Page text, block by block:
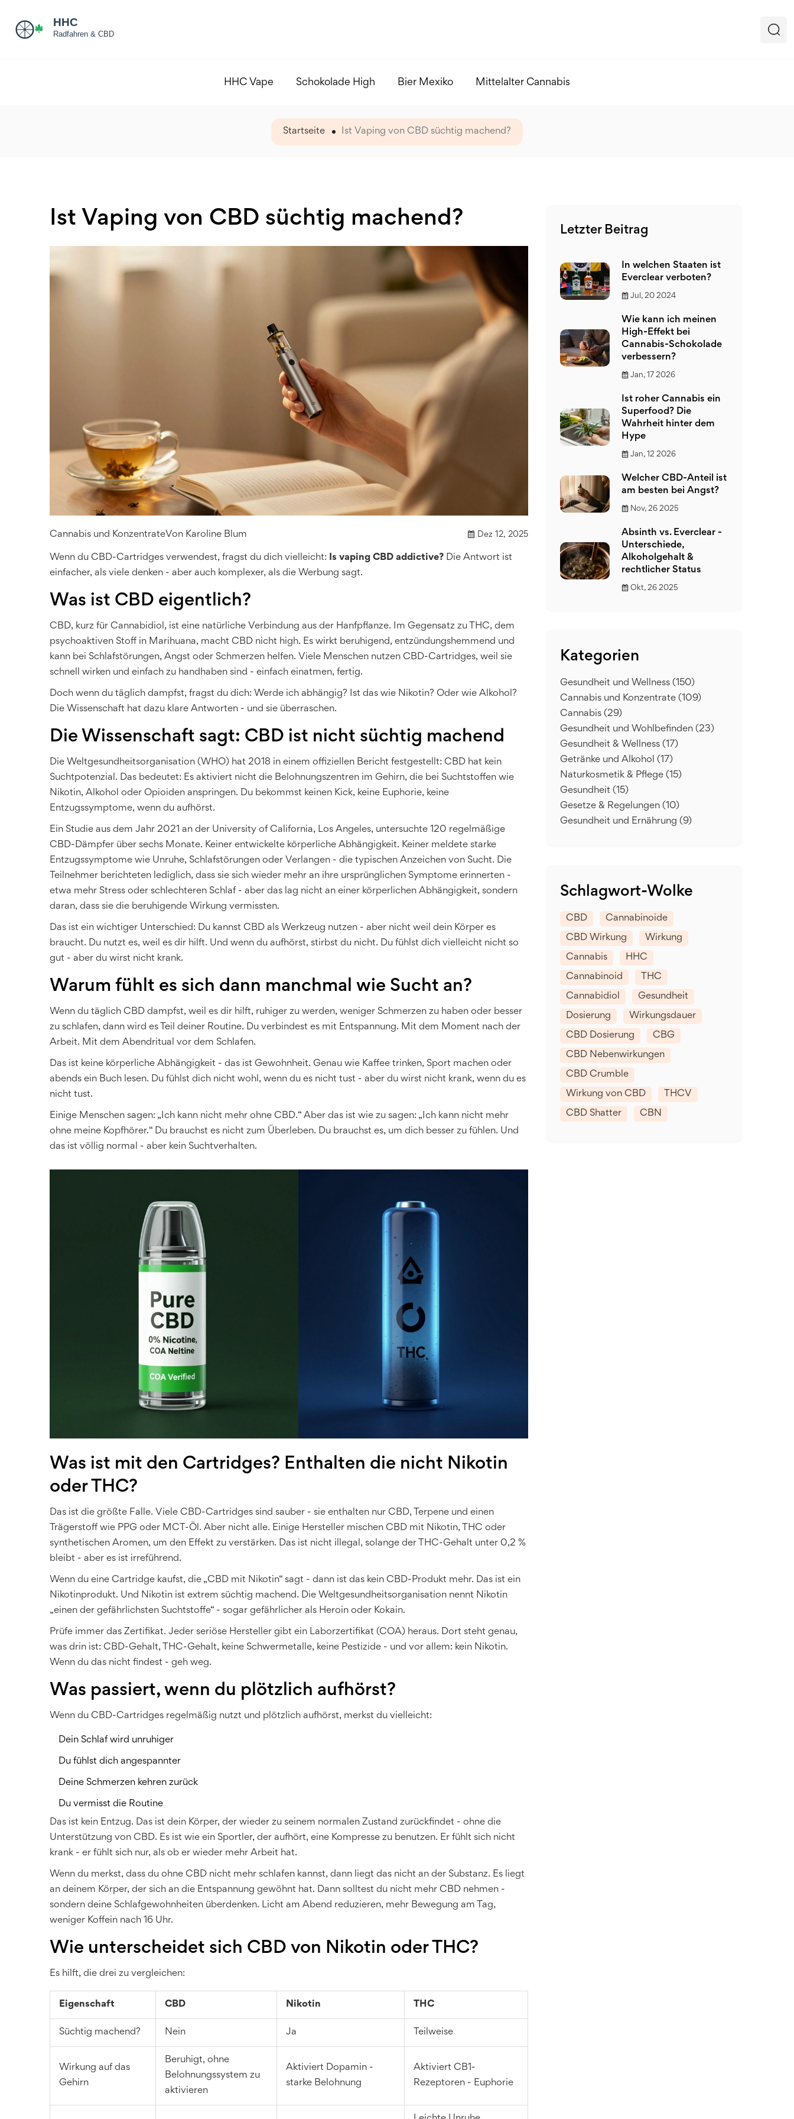
HHC Vape Schokolade High Bier Mexiko Mittelalter Cannabis
Startseite Ist Vaping von CBD süchtig machend?
Ist Vaping von CBD süchtig machend?
Cannabis und KonzentrateVon Karoline Blum Dez 12, 2025
Wenn du CBD-Cartridges verwendest, fragst du dich vielleicht: Is vaping CBD addictive? Die Antwort ist
einfacher, als viele denken - aber auch komplexer, als die Werbung sagt.
Was ist CBD eigentlich?
CBD, kurz für Cannabidiol, ist eine natürliche Verbindung aus der Hanfpflanze. Im Gegensatz zu THC, dem
psychoaktiven Stoff in Marihuana, macht CBD nicht high. Es wirkt beruhigend, entzündungshemmend und
kann bei Schlafstörungen, Angst oder Schmerzen helfen. Viele Menschen nutzen CBD-Cartridges, weil sie
schnell wirken und einfach zu handhaben sind - einfach einatmen, fertig.
Doch wenn du täglich dampfst, fragst du dich: Werde ich abhängig? Ist das wie Nikotin? Oder wie Alkohol?
Die Wissenschaft hat dazu klare Antworten - und sie überraschen.
Die Wissenschaft sagt: CBD ist nicht süchtig machend
Die Weltgesundheitsorganisation (WHO) hat 2018 in einem offiziellen Bericht festgestellt: CBD hat kein
Suchtpotenzial. Das bedeutet: Es aktiviert nicht die Belohnungszentren im Gehirn, die bei Suchtstoffen wie
Nikotin, Alkohol oder Opioiden anspringen. Du bekommst keinen Kick, keine Euphorie, keine
Entzugssymptome, wenn du aufhörst.
Ein Studie aus dem Jahr 2021 an der University of California, Los Angeles, untersuchte 120 regelmäßige
CBD-Dämpfer über sechs Monate. Keiner entwickelte körperliche Abhängigkeit. Keiner meldete starke
Entzugssymptome wie Unruhe, Schlafstörungen oder Verlangen - die typischen Anzeichen von Sucht. Die
Teilnehmer berichteten lediglich, dass sie sich wieder mehr an ihre ursprünglichen Symptome erinnerten -
etwa mehr Stress oder schlechteren Schlaf - aber das lag nicht an einer körperlichen Abhängigkeit, sondern
daran, dass sie die beruhigende Wirkung vermissten.
Das ist ein wichtiger Unterschied: Du kannst CBD als Werkzeug nutzen - aber nicht weil dein Körper es
braucht. Du nutzt es, weil es dir hilft. Und wenn du aufhörst, stirbst du nicht. Du fühlst dich vielleicht nicht so
gut - aber du wirst nicht krank.
Warum fühlt es sich dann manchmal wie Sucht an?
Wenn du täglich CBD dampfst, weil es dir hilft, ruhiger zu werden, weniger Schmerzen zu haben oder besser
zu schlafen, dann wird es Teil deiner Routine. Du verbindest es mit Entspannung. Mit dem Moment nach der
Arbeit. Mit dem Abendritual vor dem Schlafen.
Das ist keine körperliche Abhängigkeit - das ist Gewohnheit. Genau wie Kaffee trinken, Sport machen oder
abends ein Buch lesen. Du fühlst dich nicht wohl, wenn du es nicht tust - aber du wirst nicht krank, wenn du es
nicht tust.
Einige Menschen sagen: „Ich kann nicht mehr ohne CBD.“ Aber das ist wie zu sagen: „Ich kann nicht mehr
ohne meine Kopfhörer.“ Du brauchst es nicht zum Überleben. Du brauchst es, um dich besser zu fühlen. Und
das ist völlig normal - aber kein Suchtverhalten.
Was ist mit den Cartridges? Enthalten die nicht Nikotin
oder THC?
Das ist die größte Falle. Viele CBD-Cartridges sind sauber - sie enthalten nur CBD, Terpene und einen
Trägerstoff wie PPG oder MCT-Öl. Aber nicht alle. Einige Hersteller mischen CBD mit Nikotin, THC oder
synthetischen Aromen, um den Effekt zu verstärken. Das ist nicht illegal, solange der THC-Gehalt unter 0,2 %
bleibt - aber es ist irreführend.
Wenn du eine Cartridge kaufst, die „CBD mit Nikotin“ sagt - dann ist das kein CBD-Produkt mehr. Das ist ein
Nikotinprodukt. Und Nikotin ist extrem süchtig machend. Die Weltgesundheitsorganisation nennt Nikotin
„einen der gefährlichsten Suchtstoffe“ - sogar gefährlicher als Heroin oder Kokain.
Prüfe immer das Zertifikat. Jeder seriöse Hersteller gibt ein Laborzertifikat (COA) heraus. Dort steht genau,
was drin ist: CBD-Gehalt, THC-Gehalt, keine Schwermetalle, keine Pestizide - und vor allem: kein Nikotin.
Wenn du das nicht findest - geh weg.
Was passiert, wenn du plötzlich aufhörst?
Wenn du CBD-Cartridges regelmäßig nutzt und plötzlich aufhörst, merkst du vielleicht:
Dein Schlaf wird unruhiger
Du fühlst dich angespannter
Deine Schmerzen kehren zurück
Du vermisst die Routine
Das ist kein Entzug. Das ist dein Körper, der wieder zu seinem normalen Zustand zurückfindet - ohne die
Unterstützung von CBD. Es ist wie ein Sportler, der aufhört, eine Kompresse zu benutzen. Er fühlt sich nicht
krank - er fühlt sich nur, als ob er wieder mehr Arbeit hat.
Wenn du merkst, dass du ohne CBD nicht mehr schlafen kannst, dann liegt das nicht an der Substanz. Es liegt
an deinem Körper, der sich an die Entspannung gewöhnt hat. Dann solltest du nicht mehr CBD nehmen -
sondern deine Schlafgewohnheiten überdenken. Licht am Abend reduzieren, mehr Bewegung am Tag,
weniger Koffein nach 16 Uhr.
Wie unterscheidet sich CBD von Nikotin oder THC?
Es hilft, die drei zu vergleichen:
Eigenschaft CBD Nikotin THC
Süchtig machend? Nein Ja Teilweise
Wirkung auf das
Gehirn
Beruhigt, ohne
Belohnungssystem zu
aktivieren
Aktiviert Dopamin -
starke Belohnung
Aktiviert CB1-
Rezeptoren - Euphorie
Letzter Beitrag
In welchen Staaten ist
Everclear verboten?
Jul, 20 2024
Wie kann ich meinen
High-Effekt bei
Cannabis-Schokolade
verbessern?
Jan, 17 2026
Ist roher Cannabis ein
Superfood? Die
Wahrheit hinter dem
Hype
Jan, 12 2026
Welcher CBD-Anteil ist
am besten bei Angst?
Nov, 26 2025
Absinth vs. Everclear -
Unterschiede,
Alkoholgehalt &
rechtlicher Status
Okt, 26 2025
Kategorien
Gesundheit und Wellness (150)
Cannabis und Konzentrate (109)
Cannabis (29)
Gesundheit und Wohlbefinden (23)
Gesundheit & Wellness (17)
Getränke und Alkohol (17)
Naturkosmetik & Pflege (15)
Gesundheit (15)
Gesetze & Regelungen (10)
Gesundheit und Ernährung (9)
Schlagwort-Wolke
CBD Cannabinoide
CBD Wirkung Wirkung
Cannabis HHC
Cannabinoid THC
Cannabidiol Gesundheit
Dosierung Wirkungsdauer
CBD Dosierung CBG
CBD Nebenwirkungen
CBD Crumble
Wirkung von CBD THCV
CBD Shatter CBN